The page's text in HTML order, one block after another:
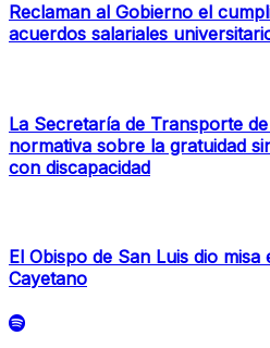
Reclaman al Gobierno el
acuerdos salariales
La Secretaría de Transporte
normativa sobre la gratuidad
con discapacidad
El Obispo de San Luis dio misa
Cayetano